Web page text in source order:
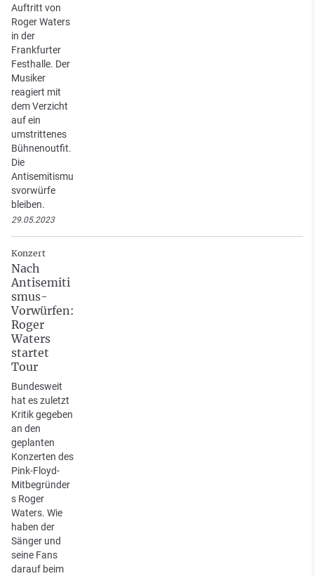
Auftritt von
Roger Waters
in der
Frankfurter
Festhalle. Der
Musiker
reagiert mit
dem Verzicht
auf ein
umstrittenes
Bühnenoutfit.
Die
Antisemitismu
svorwürfe
bleiben.
29.05.2023
Konzert
Nach
Antisemiti
smus-
Vorwürfen:
Roger
Waters
startet
Tour
Bundesweit
hat es zuletzt
Kritik gegeben
an den
geplanten
Konzerten des
Pink-Floyd-
Mitbegründer
s Roger
Waters. Wie
haben der
Sänger und
seine Fans
darauf beim